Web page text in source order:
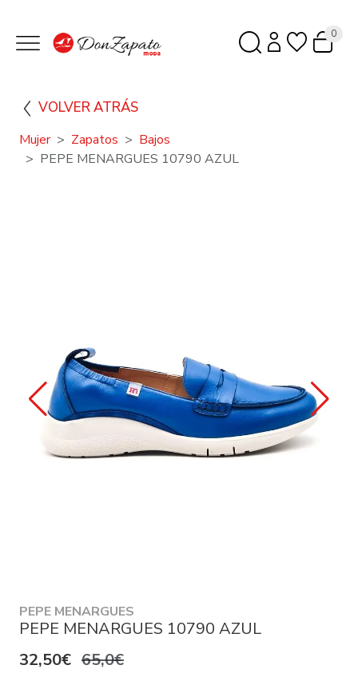
0
VOLVER ATRÁS
Mujer Zapatos
Bajos
PEPE MENARGUES 10790 AZUL
PEPE MENARGUES
PEPE MENARGUES 10790 AZUL
32,50€ 65,0€